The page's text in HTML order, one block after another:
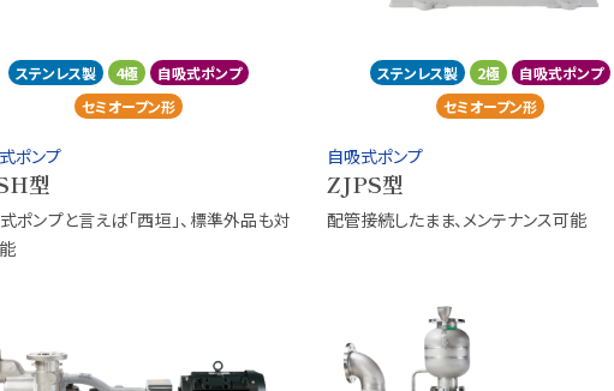
ステンレス製 4極
自吸式ポンプ
セミオープン形
ポンプ
型
ポンプと言えば「西垣」、標準外品も対
ステンレス製 2極
自吸式ポンプ
セミオープン形
自吸式ポンプ
ZJPS型
配管接続したまま、メンテナンス可能